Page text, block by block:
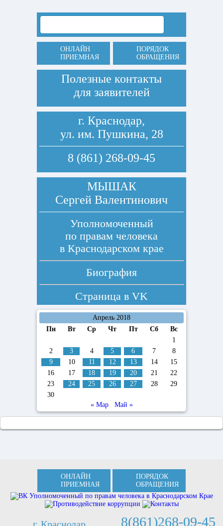
ОНЛАЙН
ПРИЕМНАЯ
ПОРЯДОК
ОБРАЩЕНИЯ
Полезные контакты
для заявителей
г. Краснодар,
ул. им. Пушкина, 28
8 (861) 268-09-45
МЫШАК
Сергей Валентинович
Уполномоченный
по правам человека
в Краснодарском крае
Биография
Страница в VK
Апрель 2018
Пн
Вт Ср Чт Пт Сб
Вс
1
2
3 4 5 6 7
8
9
10 11 12 13 14
15
16
17 18 19 20 21
22
23
24 25 26 27 28
29
30
« Мар
Май »
ОНЛАЙН
ПРИЕМНАЯ
ПОРЯДОК
ОБРАЩЕНИЯ
8(861)268-09-45